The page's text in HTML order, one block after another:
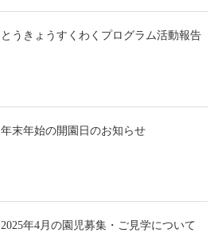
とうきょうすくわくプログラム活動報告
年末年始の開園日のお知らせ
2025年4月の園児募集・ご見学について